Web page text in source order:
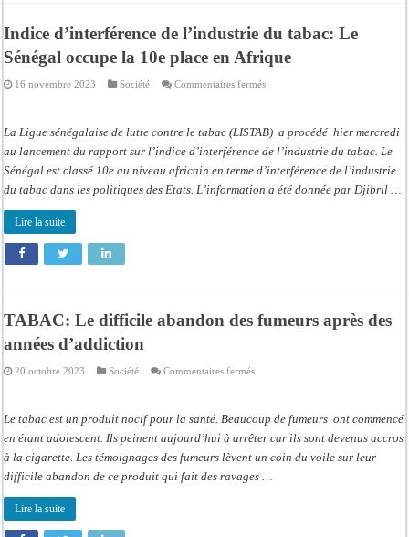
Indice d’interférence de l’industrie du tabac: Le
Sénégal occupe la 10e place en Afrique
16 novembre 2023 Société Commentaires ferméssur
l’industrie
du
tabac:
Sénégal
la
La Ligue sénégalaise de lutte contre le tabac (LISTAB) a procédé hier mercredi
au lancement du rapport sur l’indice d’interférence de l’industrie du tabac. Le
Sénégal est classé 10e au niveau africain en terme d’interférence de l’industrie
du tabac dans les politiques des Etats. L’information a été donnée par Djibril …
Lire la suite
TABAC: Le difficile abandon des fumeurs après des
années d’addiction
20 octobre 2023 Société Commentaires ferméssur
abandon
des
fumeurs
des
d’addiction
Le tabac est un produit nocif pour la santé. Beaucoup de fumeurs ont commencé
en étant adolescent. Ils peinent aujourd’hui à arrêter car ils sont devenus accros
à la cigarette. Les témoignages des fumeurs lèvent un coin du voile sur leur
difficile abandon de ce produit qui fait des ravages …
Lire la suite